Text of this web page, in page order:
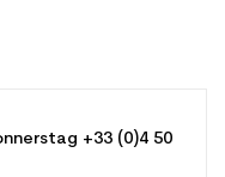
+33 (0)4 50